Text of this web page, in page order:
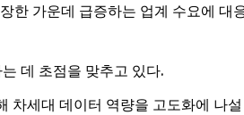
한 가운데 급증하는 업계 수요에 대
데 초점을 맞추고 있다.
차세대 데이터 역량을 고도화에 나